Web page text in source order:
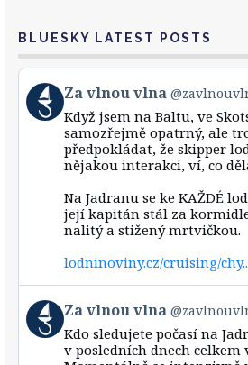
BLUESKY LATEST POSTS
View
post
by
Bluesky
Za vlnou vlna
Když jsem na Baltu, ve
samozřejmě opatrný, ale
předpokládat, že skipper
nějakou interakci, ví, co
Na Jadranu se ke KAŽDÉ
její kapitán stál za
nalitý a stižený mrtvičkou.
lodninoviny.cz/cruising/
View
post
by
Za vlnou vlna
Kdo sledujete počasí na
v posledních dnech celkem